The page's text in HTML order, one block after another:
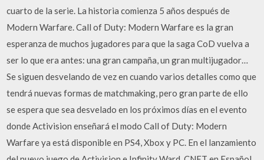
cuarto de la serie. La historia comienza 5 años después de
Modern Warfare. Call of Duty: Modern Warfare es la gran
esperanza de muchos jugadores para que la saga CoD vuelva a
ser lo que era antes: una gran campaña, un gran multijugador…
Se siguen desvelando de vez en cuando varios detalles como que
tendrá nuevas formas de matchmaking, pero gran parte de ello
se espera que sea desvelado en los próximos días en el evento
donde Activision enseñará el modo Call of Duty: Modern
Warfare ya está disponible en PS4, Xbox y PC. En el lanzamiento